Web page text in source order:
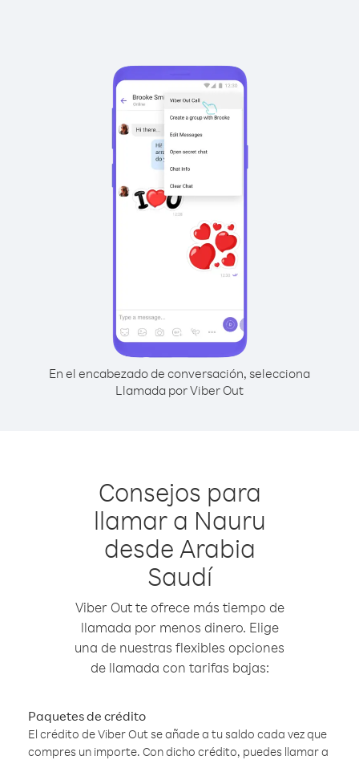
En el encabezado de conversación, selecciona
Llamada por Viber Out
Consejos para
llamar a Nauru
desde Arabia
Saudí
Viber Out te ofrece más tiempo de
llamada por menos dinero. Elige
una de nuestras flexibles opciones
de llamada con tarifas bajas:
Paquetes de crédito
El crédito de Viber Out se añade a tu saldo cada vez que
compres un importe. Con dicho crédito, puedes llamar a